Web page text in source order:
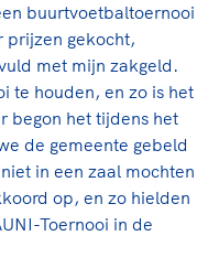
pleintjes, tijdens
te skaten of naar
te juichen
Diede de
Of met trots te
van je dochter,
of de
Wat mag wel
kantine en online?
geeft
leer- en
functies
experts, coaches,
managers en
buurtvoetbaltoernooi
prijzen gekocht,
met mijn zakgeld.
te houden, en zo is het
begon het tijdens het
de gemeente gebeld
in een zaal mochten
op, en zo hielden
Toernooi in de